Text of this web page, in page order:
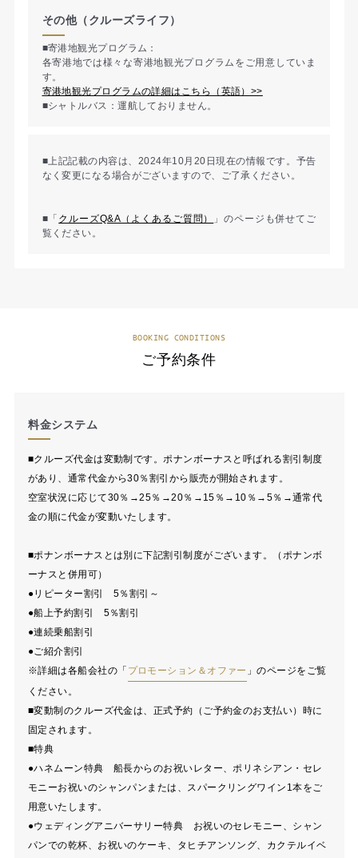
その他（クルーズライフ）
■寄港地観光プログラム：
各寄港地では様々な寄港地観光プログラムをご用意していま
す。
寄港地観光プログラムの詳細はこちら（英語）>>
■シャトルバス：運航しておりません。
■上記記載の内容は、2024年10月20日現在の情報です。予告
なく変更になる場合がございますので、ご了承ください。
■「 クルーズQ&A（よくあるご質問）
」のページも併せてご
覧ください。
BOOKING CONDITIONS
ご予約条件
料金システム
■クルーズ代金は変動制です。ポナンボーナスと呼ばれる割引制度
があり、通常代金から30％割引から販売が開始されます。
空室状況に応じて30％→25％→20％→15％→10％→5％→通常代
金の順に代金が変動いたします。
■ポナンボーナスとは別に下記割引制度がございます。（ポナンボ
ーナスと併用可）
●リピーター割引 5％割引～
●船上予約割引 5％割引
●連続乗船割引
●ご紹介割引
※詳細は各船会社の「 プロモーション＆オファー 」のページをご覧
ください。
■変動制のクルーズ代金は、正式予約（ご予約金のお支払い）時に
固定されます。
■特典
●ハネムーン特典 船長からのお祝いレター、ポリネシアン・セレ
モニーお祝いのシャンパンまたは、スパークリングワイン1本をご
用意いたします。
●ウェディングアニバーサリー特典 お祝いのセレモニー、シャン
パンでの乾杯、お祝いのケーキ、タヒチアンソング、カクテルイベ